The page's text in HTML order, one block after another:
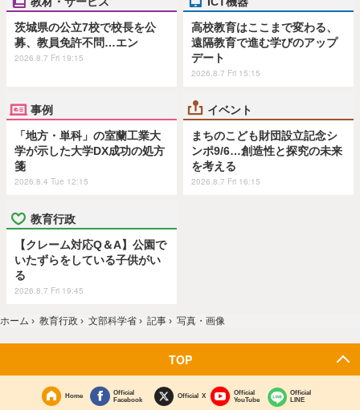
茨城県の公立7校で校長を公
募、教員免許不問…エン
2026.8.7 Fri 19:15
高校教育はここまで変わる、
遠隔教育で進む学びのアップ
デート
2026.8.7 Fri 15:15
事例
「地方・単科」の室蘭工業大
学が示した大学DX成功の処方
箋
2026.8.4 Tue 12:15
イベント
まちのこども財団設立記念シ
ンポ9/6…創造性と探究の未来
を考える
2026.8.7 Fri 16:15
教育行政
【クレーム対応Q＆A】公園で
いたずらをしている子供がい
る
2026.8.7 Fri 19:45
ホーム › 教育行政 › 文部科学省 › 記事 › 写真・画像
TOP
Home
Official
Facebook
Official X
Official
YouTube
Official
LINE